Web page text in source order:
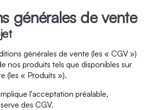
générales de vente
générales de vente (les « CGV »)
nos produits tels que disponibles sur
(les « Produits »).
l'acceptation préalable,
des CGV.